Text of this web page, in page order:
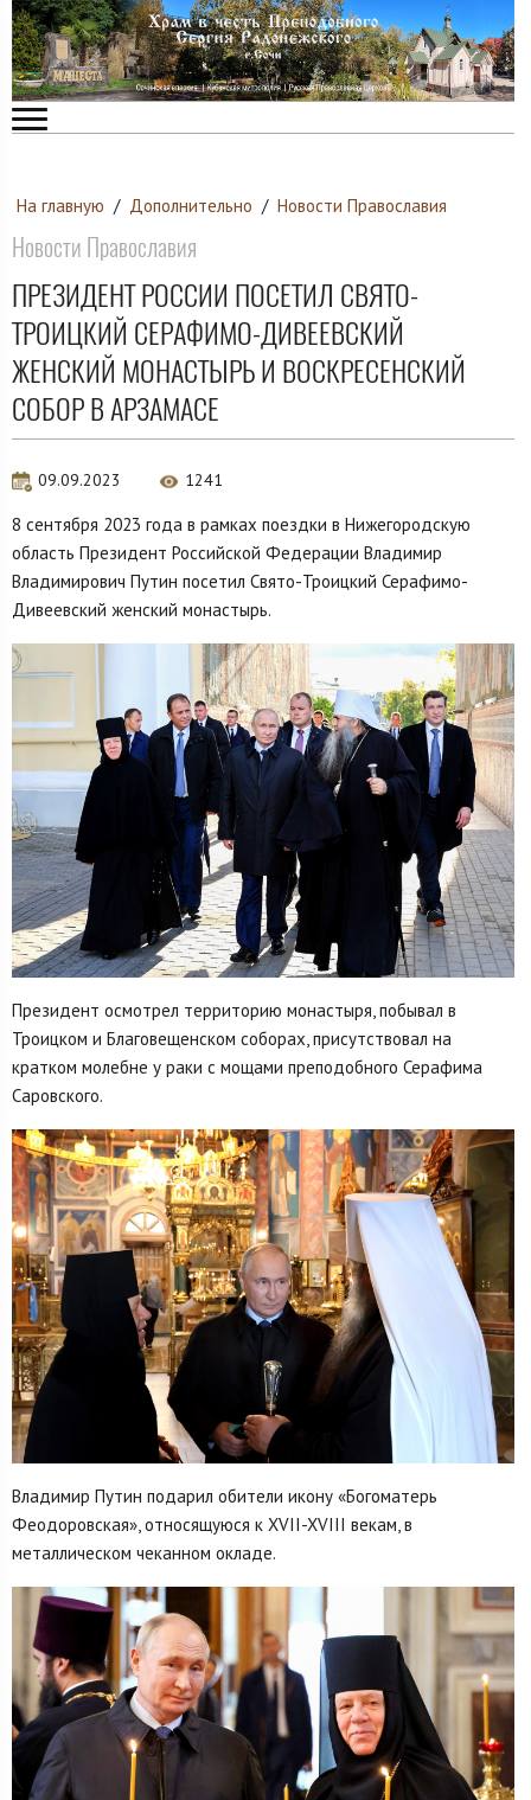
На главную / Дополнительно / Новости Православия
Новости Православия
ПРЕЗИДЕНТ РОССИИ ПОСЕТИЛ СВЯТО-
ТРОИЦКИЙ СЕРАФИМО-ДИВЕЕВСКИЙ
ЖЕНСКИЙ МОНАСТЫРЬ И ВОСКРЕСЕНСКИЙ
СОБОР В АРЗАМАСЕ
09.09.2023 1241
8 сентября 2023 года в рамках поездки в Нижегородскую
область Президент Российской Федерации Владимир
Владимирович Путин посетил Свято-Троицкий Серафимо-
Дивеевский женский монастырь.
Президент осмотрел территорию монастыря, побывал в
Троицком и Благовещенском соборах, присутствовал на
кратком молебне у раки с мощами преподобного Серафима
Саровского.
Владимир Путин подарил обители икону «Богоматерь
Феодоровская», относящуюся к XVII-XVIII векам, в
металлическом чеканном окладе.